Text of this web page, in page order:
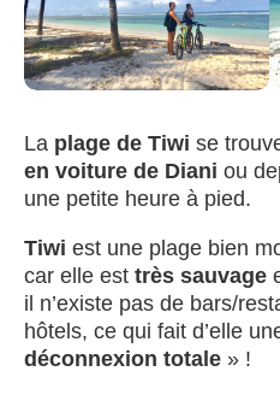
La plage de Tiwi se
en voiture de Diani ou
une petite heure à pied.
Tiwi est une plage bien
car elle est très sauvage
il n’existe pas de bars/
hôtels, ce qui fait d’elle
déconnexion totale » !